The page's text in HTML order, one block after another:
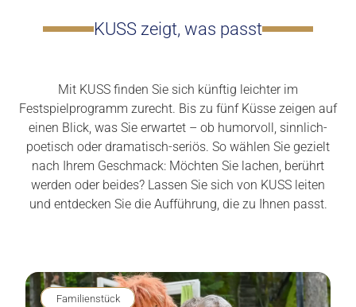
KUSS zeigt, was passt
Mit KUSS finden Sie sich künftig leichter im
Festspielprogramm zurecht. Bis zu fünf Küsse zeigen auf
einen Blick, was Sie erwartet – ob humorvoll, sinnlich-
poetisch oder dramatisch-seriös. So wählen Sie gezielt
nach Ihrem Geschmack: Möchten Sie lachen, berührt
werden oder beides? Lassen Sie sich von KUSS leiten
und entdecken Sie die Aufführung, die zu Ihnen passt.
Familienstück